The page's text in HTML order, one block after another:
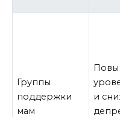
Группы
поддержки
мам
и